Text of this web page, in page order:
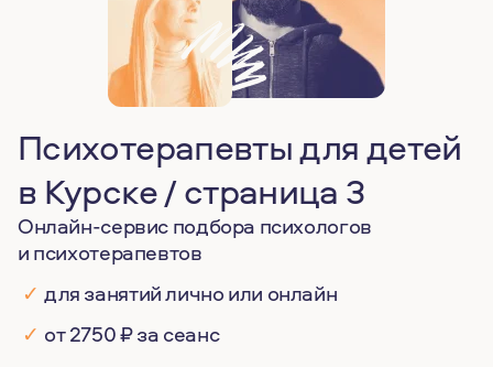
Психотерапевты для детей
в Курске / страница 3
Онлайн-сервис подбора психологов
и психотерапевтов
✓ для занятий лично или онлайн
✓ от 2750 ₽ за сеанс